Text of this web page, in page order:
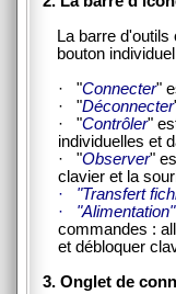
La barre
bouton
· "Connecter"
· "Déconnecter
· "Contrôler"
individuelles et
· "Observer"
clavier et la
· "Transfert
· "Alimentation"
commandes :
et débloquer
3. Onglet de